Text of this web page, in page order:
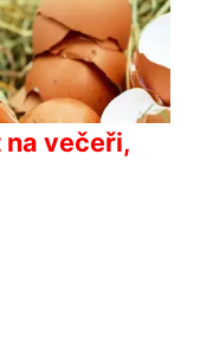
na večeři,